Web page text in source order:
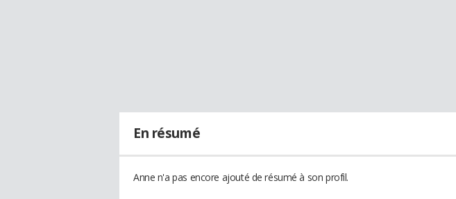
En résumé
Anne n'a pas encore ajouté de résumé à son profil.